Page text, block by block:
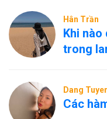
Hân Trần
Khi
trong
Dang
Các